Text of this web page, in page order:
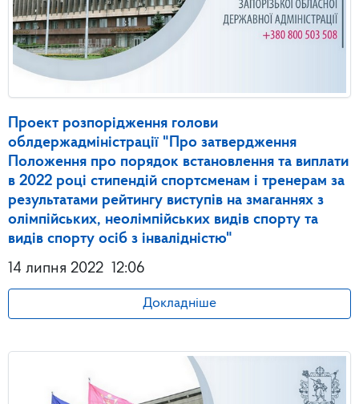
Проект розпорідження голови
облдержадміністрації "Про затвердження
Положення про порядок встановлення та виплати
в 2022 році стипендій спортсменам і тренерам за
результатами рейтингу виступів на змаганнях з
олімпійських, неолімпійських видів спорту та
видів спорту осіб з інвалідністю"
14 липня 2022 12:06
Докладніше